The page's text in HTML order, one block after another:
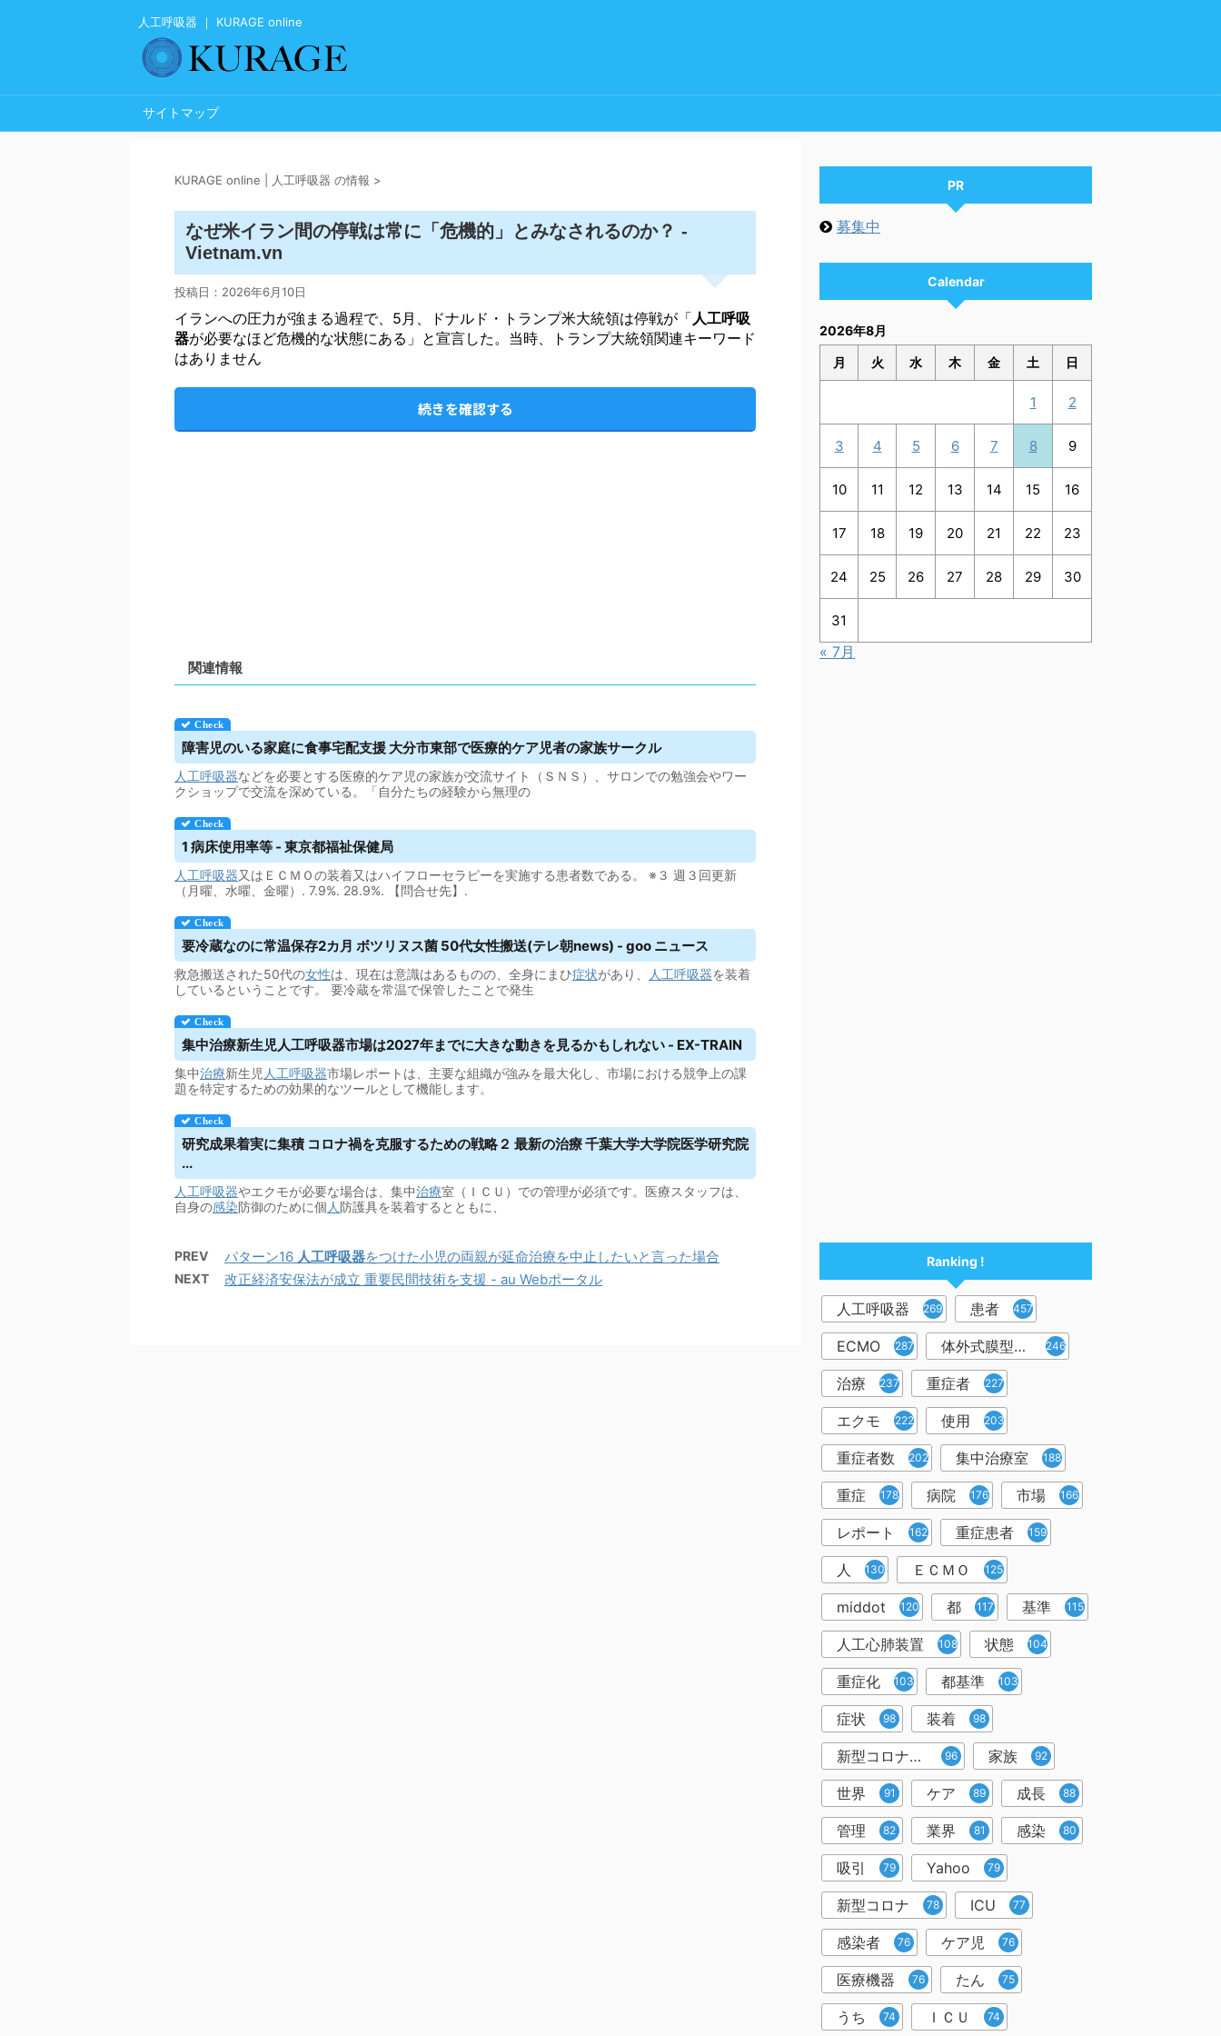
人工呼吸器 ｜ KURAGE online
サイトマップ
KURAGE online | 人工呼吸器 の情報 >
なぜ米イラン間の停戦は常に「危機的」とみなされるのか？ -
Vietnam.vn
投稿日： 2026年6月10日
イランへの圧力が強まる過程で、5月、ドナルド・トランプ米大統領は停戦が「人工呼吸
器が必要なほど危機的な状態にある」と宣言した。当時、トランプ大統領関連キーワード
はありません
続きを確認する
関連情報
障害児のいる家庭に食事宅配支援 大分市東部で医療的ケア児者の家族サークル
人工呼吸器などを必要とする医療的ケア児の家族が交流サイト（ＳＮＳ）、サロンでの勉強会やワー
クショップで交流を深めている。「自分たちの経験から無理の
1 病床使用率等 - 東京都福祉保健局
人工呼吸器又はＥＣＭＯの装着又はハイフローセラピーを実施する患者数である。 ※３ 週３回更新
（月曜、水曜、金曜）. 7.9%. 28.9%. 【問合せ先】.
要冷蔵なのに常温保存2カ月 ボツリヌス菌 50代女性搬送(テレ朝news) - goo ニュース
救急搬送された50代の女性は、現在は意識はあるものの、全身にまひ症状があり、 人工呼吸器を装着
しているということです。 要冷蔵を常温で保管したことで発生
集中治療新生児人工呼吸器市場は2027年までに大きな動きを見るかもしれない - EX-TRAIN
集中治療新生児 人工呼吸器市場レポートは、主要な組織が強みを最大化し、市場における競争上の課
題を特定するための効果的なツールとして機能します。
研究成果着実に集積 コロナ禍を克服するための戦略２ 最新の治療 千葉大学大学院医学研究院
...
人工呼吸器やエクモが必要な場合は、集中治療室（ＩＣＵ）での管理が必須です。医療スタッフは、
自身の感染防御のために個 人 防護具を装着するとともに、
PREV パターン16 人工呼吸器をつけた小児の両親が延命治療を中止したいと言った場合
NEXT 改正経済安保法が成立 重要民間技術を支援 - au Webポータル
PR
募集中
Calendar
2026年8月
月 火 水 木 金 土 日
1 2
3 4 5 6 7 8 9
10 11 12 13 14 15 16
17 18 19 20 21 22 23
24 25 26 27 28 29 30
31
« 7月
Ranking !
人工呼吸器 2698 患者 457
ECMO 287 体外式膜型人工肺 246
治療 237 重症者 227
エクモ 222 使用 203
重症者数 202 集中治療室 188
重症 178 病院 176 市場 166
レポート 162 重症患者 159
人 130 ＥＣＭＯ 125
middot 120 都 117 基準 115
人工心肺装置 108 状態 104
重症化 103 都基準 103
症状 98 装着 98
新型コロナウイルス 96 家族 92
世界 91 ケア 89 成長 88
管理 82 業界 81 感染 80
吸引 79 Yahoo 79
新型コロナ 78 ICU 77
感染者 76 ケア児 76
医療機器 76 たん 75
うち 74 ＩＣＵ 74